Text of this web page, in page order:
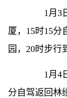
1月3日
厦，15时15分
园，20时步行
1月4日
分自驾返回林